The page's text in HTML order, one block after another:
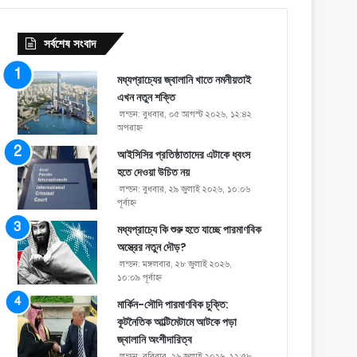
সর্বশেষ সংবাদ
মধ্যপ্রাচ্যের জ্বালানি খাতে নমনীয়তাই
এখন নতুন শক্তি
লন্ডন: বুধবার, ০৫ আগস্ট ২০২৬, ১২:৪২
অপরাহ্ণ
আইসিসির প্রতিষ্ঠাতাদের এটাকে ধ্বংস
হতে দেওয়া উচিত নয়
লন্ডন: বুধবার, ২৯ জুলাই ২০২৬, ১০:০৬
পূর্বাহ্ণ
মধ্যপ্রাচ্যে কি শুরু হতে যাচ্ছে পারমাণবিক
অস্ত্রের নতুন দৌড়?
লন্ডন: মঙ্গলবার, ২৮ জুলাই ২০২৬,
১০:০৯ পূর্বাহ্ণ
মার্কিন-সৌদি পারমাণবিক চুক্তি:
কূটনৈতিক আল্টিমেটামে আটকে পড়া
জ্বালানি অংশীদারিত্ব